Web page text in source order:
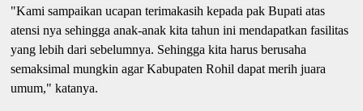
"Kami sampaikan ucapan terimakasih kepada pak Bupati atas
atensi nya sehingga anak-anak kita tahun ini mendapatkan fasilitas
yang lebih dari sebelumnya. Sehingga kita harus berusaha
semaksimal mungkin agar Kabupaten Rohil dapat merih juara
umum," katanya.